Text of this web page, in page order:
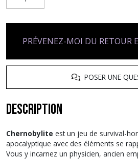
PRÉVENEZ-MOI DU RETOUR
POSER UNE
Description
Chernobylite est un jeu de survival-
apocalyptique avec des éléments se
Vous y incarnez un physicien, ancien